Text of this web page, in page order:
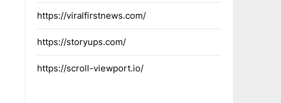
https://viralfirstnews.com/
https://storyups.com/
https://scroll-viewport.io/